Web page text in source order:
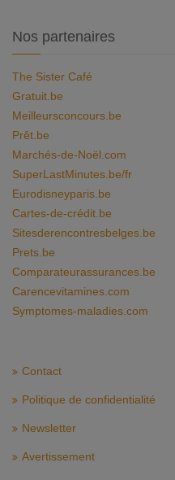
Nos partenaires
The Sister Café
Gratuit.be
Meilleursconcours.be
Prêt.be
Marchés-de-Noël.com
SuperLastMinutes.be/fr
Eurodisneyparis.be
Cartes-de-crédit.be
Sitesderencontresbelges.be
Prets.be
Comparateurassurances.be
Carencevitamines.com
Symptomes-maladies.com
Contact
Politique de confidentialité
Newsletter
Avertissement